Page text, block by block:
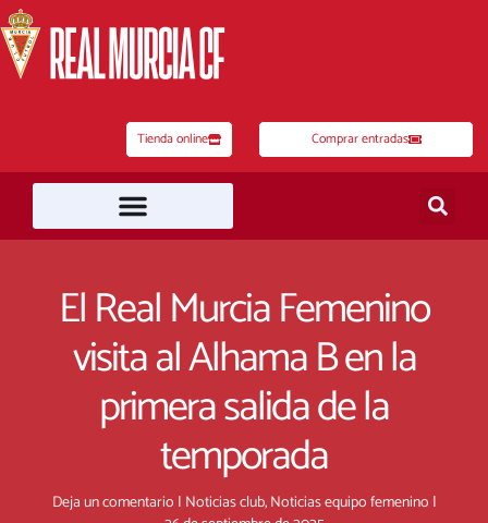
al
contenido
Tienda online Comprar entradas
El Real Murcia Femenino
visita al Alhama B en la
primera salida de la
temporada
Deja un comentario | Noticias club,Noticias equipo femenino |